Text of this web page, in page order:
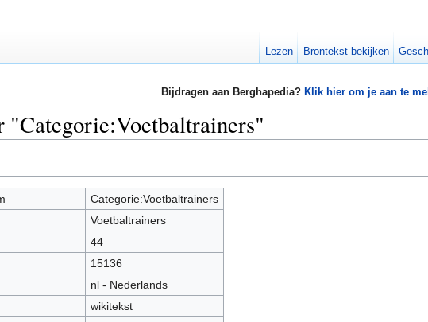
Bijdragen aan Berghapedia? Klik hier om je aan te
"Categorie:Voetbaltrainers"
Categorie:Voetbaltrainers
Voetbaltrainers
44
15136
nl - Nederlands
wikitekst
Lezen Brontekst bekijken